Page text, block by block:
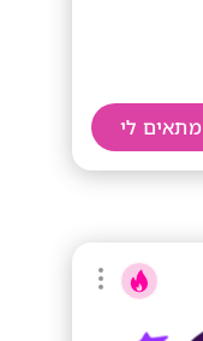
מתאים לי